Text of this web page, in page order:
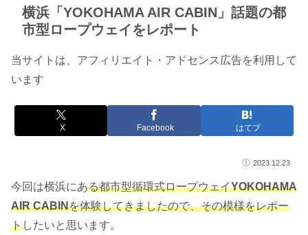
横浜「YOKOHAMA AIR CABIN」話題の都
市型ロープウェイをレポート
当サイトは、アフィリエイト・アドセンス広告を利用して
います
X Facebook はてブ
2023.12.23
今回は横浜にある都市型循環式ロープウェイYOKOHAMA
AIR CABINを体験してきましたので、その模様をレポー
トしたいと思います。